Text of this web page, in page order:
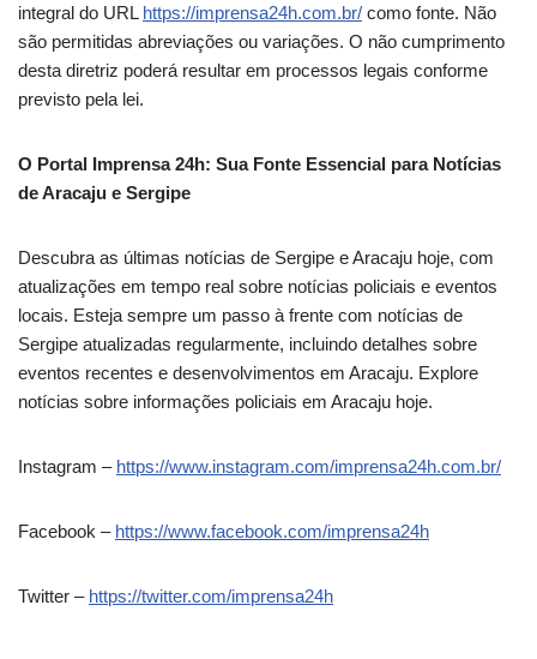
integral do URL https://imprensa24h.com.br/ como fonte. Não
são permitidas abreviações ou variações. O não cumprimento
desta diretriz poderá resultar em processos legais conforme
previsto pela lei.
O Portal Imprensa 24h: Sua Fonte Essencial para Notícias
de Aracaju e Sergipe
Descubra as últimas notícias de Sergipe e Aracaju hoje, com
atualizações em tempo real sobre notícias policiais e eventos
locais. Esteja sempre um passo à frente com notícias de
Sergipe atualizadas regularmente, incluindo detalhes sobre
eventos recentes e desenvolvimentos em Aracaju. Explore
notícias sobre informações policiais em Aracaju hoje.
Instagram – https://www.instagram.com/imprensa24h.com.br/
Facebook – https://www.facebook.com/imprensa24h
Twitter – https://twitter.com/imprensa24h